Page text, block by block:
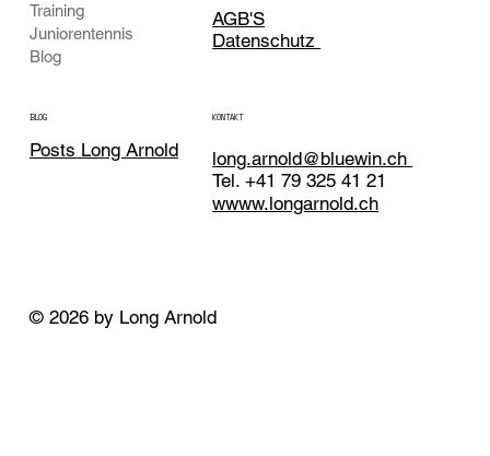
Training
Juniorentennis
Blog
Datenschutz
AGB'S
BLOG
Posts Long Arnold
KONTAKT
long.arnold@bluewin.ch
Tel. +41 79 325 41 21
wwww.longarnold.ch
© 2026 by Long Arnold